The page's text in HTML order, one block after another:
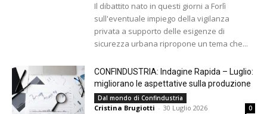
Il dibattito nato in questi giorni a Forlì
sull'eventuale impiego della vigilanza
privata a supporto delle esigenze di
sicurezza urbana ripropone un tema che...
CONFINDUSTRIA: Indagine Rapida – Luglio:
migliorano le aspettative sulla produzione
Dal mondo di Confindustria
Cristina Brugiotti - 30 Luglio 2026 0